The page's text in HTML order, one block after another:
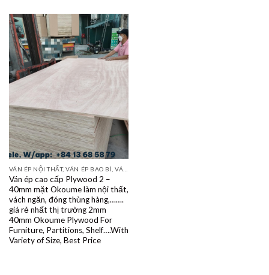
Ván ép cao cấp Plywood 2 –
40mm mặt Okoume làm nội thất,
vách ngăn, đóng thùng hàng,…….
giá rẻ nhất thị trường 2mm
40mm Okoume Plywood For
Furniture, Partitions, Shelf….With
Variety of Size, Best Price